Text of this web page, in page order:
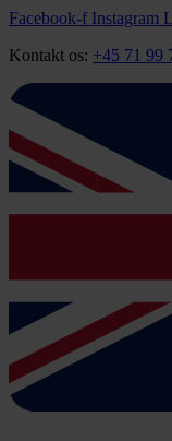
Videre
indhold
Facebook-f Instagram
Kontakt os: +45 71 99